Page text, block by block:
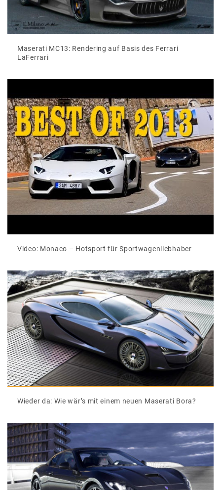
Maserati MC13: Rendering auf Basis des Ferrari
LaFerrari
Video: Monaco – Hotsport für Sportwagenliebhaber
Wieder da: Wie wär’s mit einem neuen Maserati Bora?